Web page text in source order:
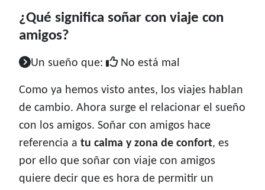
¿Qué significa soñar con viaje con
amigos?
Un sueño que: No está mal
Como ya hemos visto antes, los viajes hablan
de cambio. Ahora surge el relacionar el sueño
con los amigos. Soñar con amigos hace
referencia a tu calma y zona de confort, es
por ello que soñar con viaje con amigos
quiere decir que es hora de permitir un